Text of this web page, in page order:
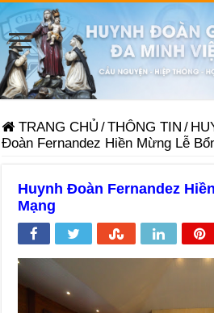
TRANG CHỦ /THÔNG TIN /
Đoàn Fernandez Hiền Mừng Lễ
Huynh Đoàn Fernandez
Mạng